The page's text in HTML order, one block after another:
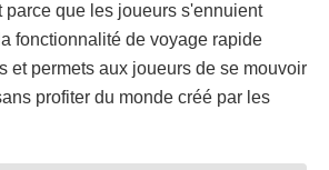
parce que les joueurs s'ennuient
fonctionnalité de voyage rapide
et permets aux joueurs de se mouvoir
profiter du monde créé par les